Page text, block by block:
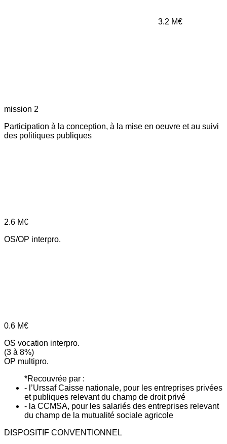
3.2 M€
mission 2
Participation à la conception, à la mise en oeuvre et au suivi
des politiques publiques
2.6 M€
OS/OP interpro.
0.6 M€
OS vocation interpro.
(3 à 8%)
OP multipro.
*Recouvrée par :
- l’Urssaf Caisse nationale, pour les entreprises privées
et publiques relevant du champ de droit privé
- la CCMSA, pour les salariés des entreprises relevant
du champ de la mutualité sociale agricole
DISPOSITIF CONVENTIONNEL